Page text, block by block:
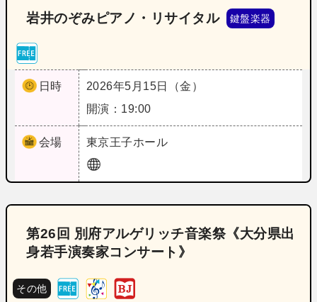
岩井のぞみピアノ・リサイタル 鍵盤楽器
日時
2026年5月15日（金）
開演：19:00
会場 東京王子ホール
第26回 別府アルゲリッチ音楽祭《大分県出
身若手演奏家コンサート》
その他